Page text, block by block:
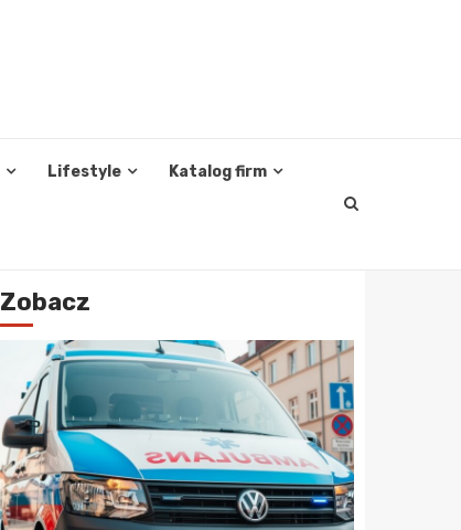
Lifestyle Katalog firm
Zobacz